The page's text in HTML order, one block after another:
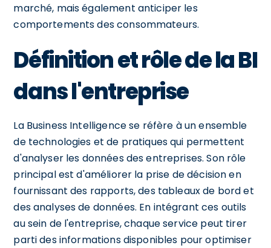
marché, mais également anticiper les
comportements des consommateurs.
Définition et rôle de la BI
dans l'entreprise
La Business Intelligence se réfère à un ensemble
de technologies et de pratiques qui permettent
d'analyser les données des entreprises. Son rôle
principal est d'améliorer la prise de décision en
fournissant des rapports, des tableaux de bord et
des analyses de données. En intégrant ces outils
au sein de l'entreprise, chaque service peut tirer
parti des informations disponibles pour optimiser